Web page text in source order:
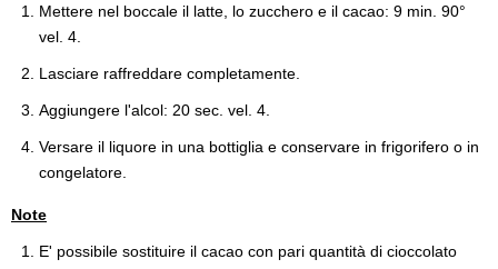
Mettere nel boccale il latte, lo zucchero e il cacao: 9 min. 90°
vel. 4.
Lasciare raffreddare completamente.
Aggiungere l'alcol: 20 sec. vel. 4.
Versare il liquore in una bottiglia e conservare in frigorifero o in
congelatore.
Note
E' possibile sostituire il cacao con pari quantità di cioccolato